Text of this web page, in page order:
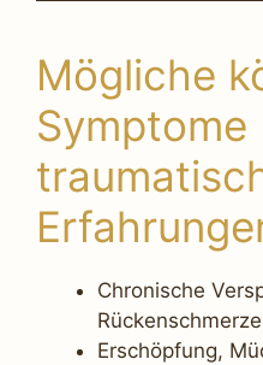
Mögliche
Symptome
Chronische
Erschöpfung,